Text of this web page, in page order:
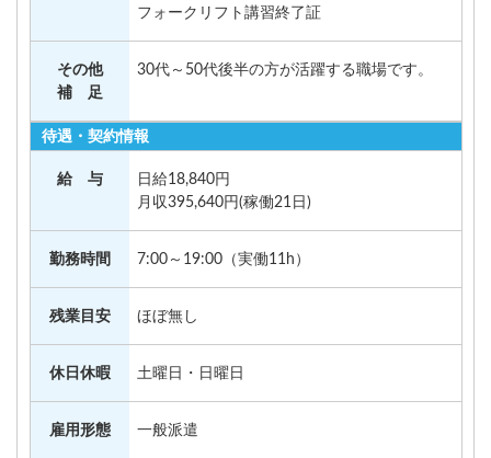
フォークリフト講習終了証
その他
補 足
30代～50代後半の方が活躍する職場です。
待遇・契約情報
給 与
日給18,840円
月収395,640円(稼働21日)
勤務時間 7:00～19:00（実働11h）
残業目安 ほぼ無し
休日休暇 土曜日・日曜日
雇用形態 一般派遣